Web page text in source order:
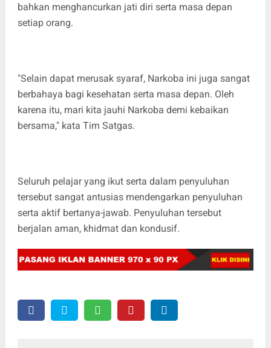
bahkan menghancurkan jati diri serta masa depan
setiap orang.
"Selain dapat merusak syaraf, Narkoba ini juga sangat
berbahaya bagi kesehatan serta masa depan. Oleh
karena itu, mari kita jauhi Narkoba demi kebaikan
bersama," kata Tim Satgas.
Seluruh pelajar yang ikut serta dalam penyuluhan
tersebut sangat antusias mendengarkan penyuluhan
serta aktif bertanya-jawab. Penyuluhan tersebut
berjalan aman, khidmat dan kondusif.